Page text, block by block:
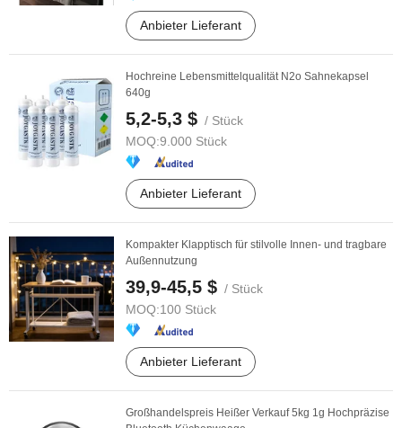
Anbieter Lieferant
Hochreine Lebensmittelqualität N2o Sahnekapsel
640g
5,2-5,3 $ / Stück
MOQ:9.000 Stück
Anbieter Lieferant
Kompakter Klapptisch für stilvolle Innen- und tragbare
Außennutzung
39,9-45,5 $ / Stück
MOQ:100 Stück
Anbieter Lieferant
Großhandelspreis Heißer Verkauf 5kg 1g Hochpräzise